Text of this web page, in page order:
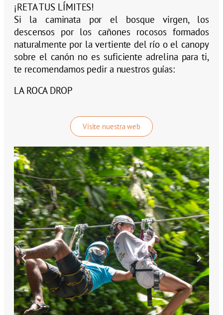
¡RETA TUS LÍMITES!
Si la caminata por el bosque virgen, los
descensos por los cañones rocosos formados
naturalmente por la vertiente del río o el canopy
sobre el canón no es suficiente adrelina para ti,
te recomendamos pedir a nuestros guías:
LA ROCA DROP
Visite nuestra web